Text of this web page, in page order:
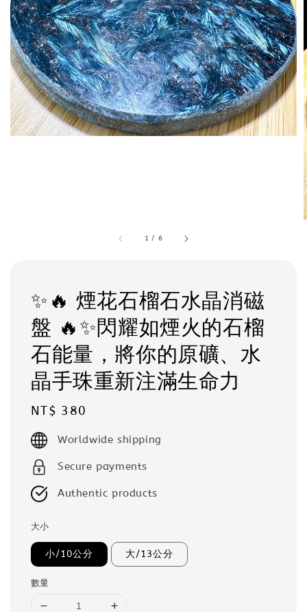
1 / 6
✨🔥 煙花石榴石水晶消磁
盤 🔥✨閃耀如煙火的石榴
石能量，將你的原礦、水
晶手珠重新注滿生命力
Regular
price
NT$ 380
Worldwide shipping
Secure payments
Authentic products
大小
小/10公分 大/13公分
數量